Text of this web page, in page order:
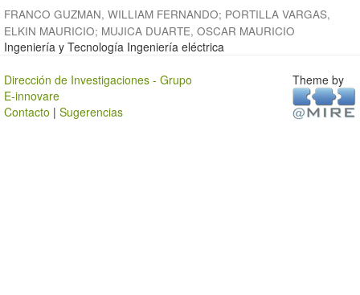
FRANCO GUZMAN, WILLIAM FERNANDO; PORTILLA VARGAS,
ELKIN MAURICIO; MUJICA DUARTE, OSCAR MAURICIO
Ingeniería y Tecnología Ingeniería eléctrica
Dirección de Investigaciones - Grupo
E-innovare
Contacto | Sugerencias
Theme by